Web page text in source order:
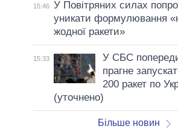
15:46 У Повітряних силах
уникати формулювання
жодної ракети»
15:33
У СБС
прагне
200 ракет по
(уточнено)
Більше новин